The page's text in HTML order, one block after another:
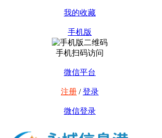
我的收藏
手机版
手机扫码访问
微信平台
注册 /登录
微信登录